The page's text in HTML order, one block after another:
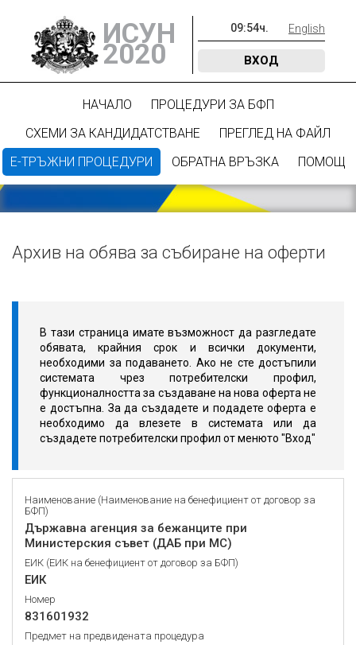
ИСУН
2020
09:54ч. English
ВХОД
НАЧАЛО
ПРОЦЕДУРИ ЗА БФП
СХЕМИ ЗА КАНДИДАТСТВАНЕ
ПРЕГЛЕД НА ФАЙЛ
Е-ТРЪЖНИ ПРОЦЕДУРИ
ОБРАТНА ВРЪЗКА ПОМОЩ
Архив на обява за събиране на оферти
В тази страница имате възможност да разгледате
обявата, крайния срок и всички документи,
необходими за подаването. Ако не сте достъпили
системата чрез потребителски профил,
функционалността за създаване на нова оферта не
е достъпна. За да създадете и подадете оферта е
необходимо да влезете в системата или да
създадете потребителски профил от менюто "Вход"
Наименование (Наименование на бенефициент от договор за
БФП)
Държавна агенция за бежанците при
Министерския съвет (ДАБ при МС)
ЕИК (ЕИК на бенефициент от договор за БФП)
ЕИК
Номер
831601932
Предмет на предвидената процедура